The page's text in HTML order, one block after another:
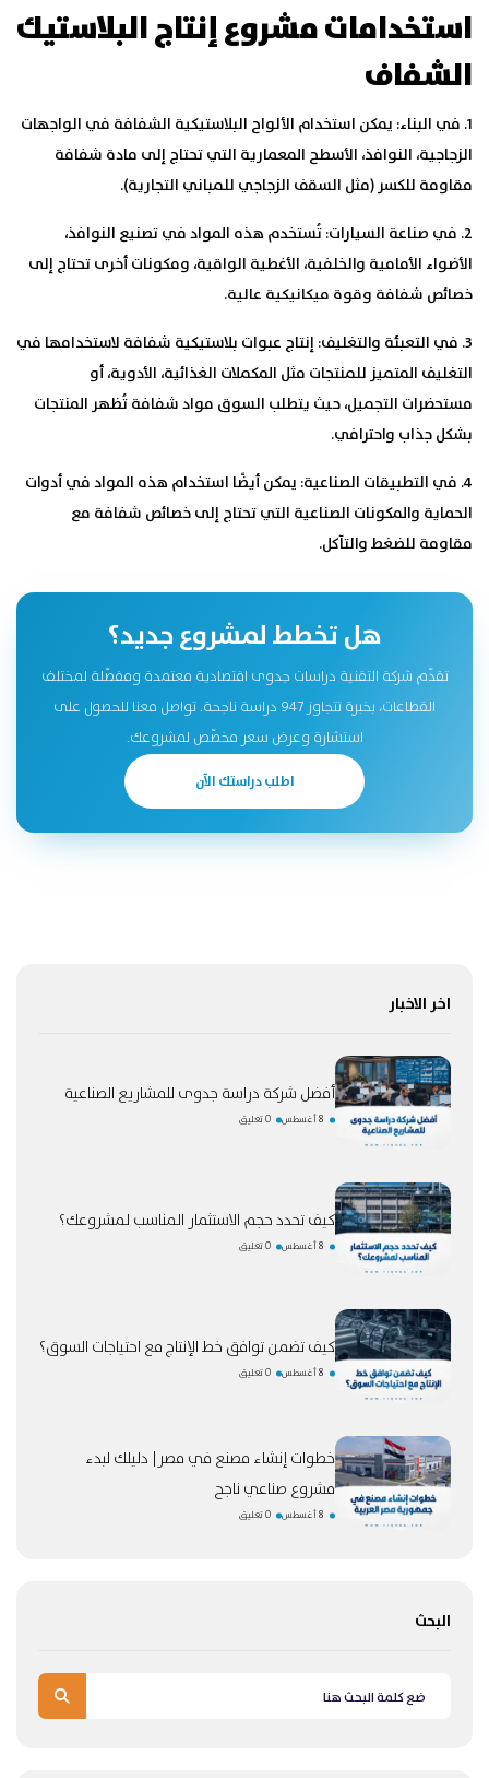
استخدامات مشروع إنتاج البلاستيك
الشفاف
1. في البناء
: يمكن استخدام الألواح البلاستيكية الشفافة في الواجهات
الزجاجية، النوافذ، الأسطح المعمارية التي تحتاج إلى مادة شفافة
مقاومة للكسر (مثل السقف الزجاجي للمباني التجارية).
2. في صناعة السيارات
: تُستخدم هذه المواد في تصنيع النوافذ،
الأضواء الأمامية والخلفية، الأغطية الواقية، ومكونات أخرى تحتاج إلى
خصائص شفافة وقوة ميكانيكية عالية.
3. في التعبئة والتغليف
: إنتاج عبوات بلاستيكية شفافة لاستخدامها في
التغليف المتميز للمنتجات مثل المكملات الغذائية، الأدوية، أو
مستحضرات التجميل، حيث يتطلب السوق مواد شفافة تُظهر المنتجات
بشكل جذاب واحترافي.
4. في التطبيقات الصناعية
: يمكن أيضًا استخدام هذه المواد في أدوات
الحماية والمكونات الصناعية التي تحتاج إلى خصائص شفافة مع
مقاومة للضغط والتآكل.
هل تخطط لمشروع جديد؟
تقدّم شركة التقنية دراسات جدوى اقتصادية معتمدة ومفصّلة لمختلف
القطاعات، بخبرة تتجاوز 947 دراسة ناجحة. تواصل معنا للحصول على
استشارة وعرض سعر مخصّص لمشروعك.
اطلب دراستك الآن
اخر الاخبار
أفضل شركة دراسة جدوى للمشاريع الصناعية
8 أغسطس 0 تعليق
كيف تحدد حجم الاستثمار المناسب لمشروعك؟
8 أغسطس 0 تعليق
كيف تضمن توافق خط الإنتاج مع احتياجات السوق؟
8 أغسطس 0 تعليق
خطوات إنشاء مصنع في مصر| دليلك لبدء
مشروع صناعي ناجح
8 أغسطس 0 تعليق
البحث